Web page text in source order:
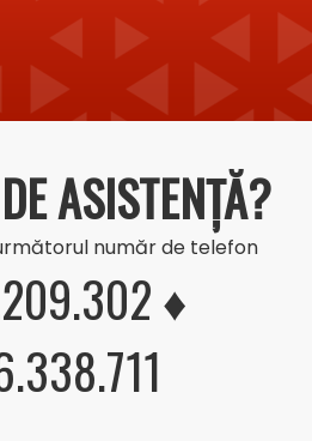
ASISTENȚĂ?
număr de telefon
♦